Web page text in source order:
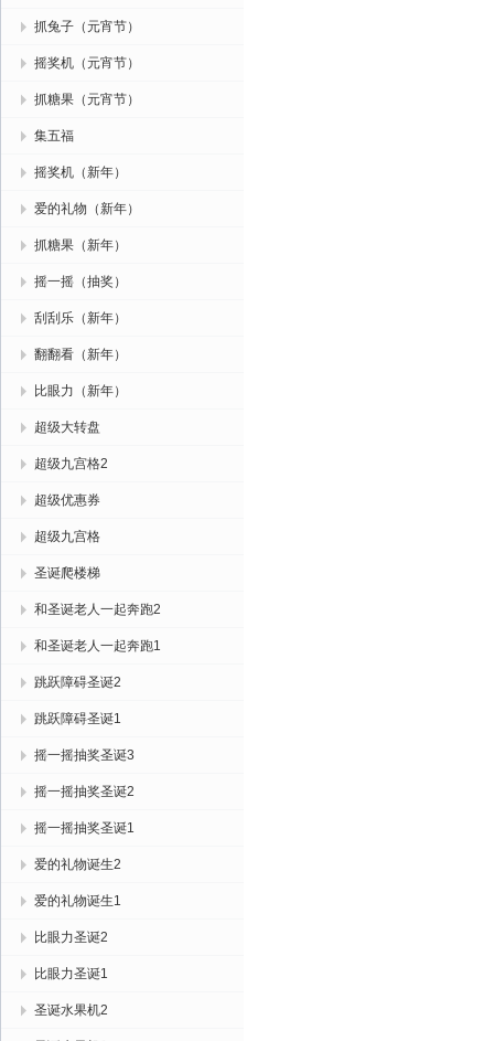
抓兔子（元宵节）
摇奖机（元宵节）
抓糖果（元宵节）
集五福
摇奖机（新年）
爱的礼物（新年）
抓糖果（新年）
摇一摇（抽奖）
刮刮乐（新年）
翻翻看（新年）
比眼力（新年）
超级大转盘
超级九宫格2
超级优惠券
超级九宫格
圣诞爬楼梯
和圣诞老人一起奔跑2
和圣诞老人一起奔跑1
跳跃障碍圣诞2
跳跃障碍圣诞1
摇一摇抽奖圣诞3
摇一摇抽奖圣诞2
摇一摇抽奖圣诞1
爱的礼物诞生2
爱的礼物诞生1
比眼力圣诞2
比眼力圣诞1
圣诞水果机2